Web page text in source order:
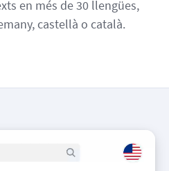
en més de 30 llengües,
castellà o català.